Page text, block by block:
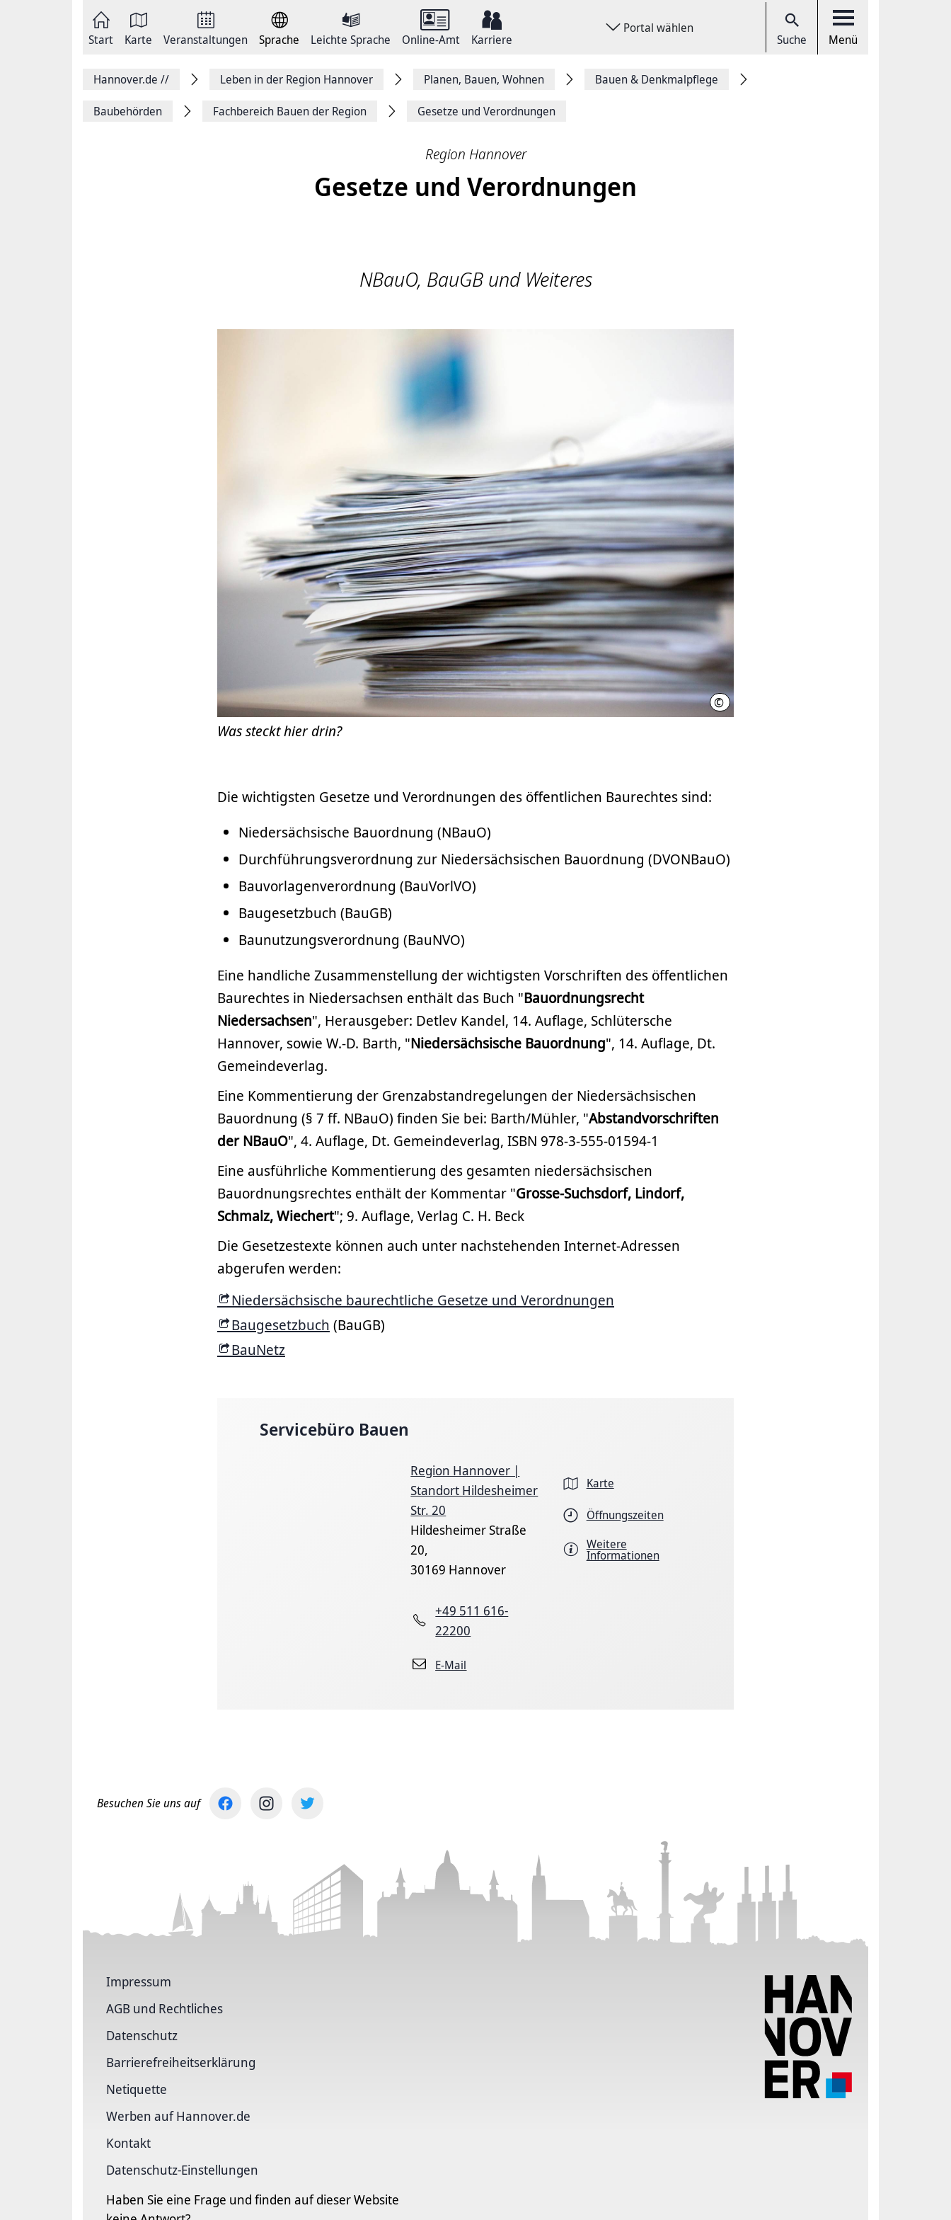
Start Karte Veranstaltungen Sprache Leichte Sprache Online-Amt Karriere
Portal wählen
Suche Menü
Hannover.de // Leben in der Region Hannover Planen, Bauen, Wohnen Bauen & Denkmalpflege
Baubehörden Fachbereich Bauen der Region Gesetze und Verordnungen
Region Hannover
Gesetze und Verordnungen
NBauO, BauGB und Weiteres
© Region Hannover, Schiermann
Was steckt hier drin?
Die wichtigsten Gesetze und Verordnungen des öffentlichen Baurechtes sind:
Niedersächsische Bauordnung (NBauO)
Durchführungsverordnung zur Niedersächsischen Bauordnung (DVONBauO)
Bauvorlagenverordnung (BauVorlVO)
Baugesetzbuch (BauGB)
Baunutzungsverordnung (BauNVO)
Eine handliche Zusammenstellung der wichtigsten Vorschriften des öffentlichen
Baurechtes in Niedersachsen enthält das Buch "Bauordnungsrecht
Niedersachsen", Herausgeber: Detlev Kandel, 14. Auflage, Schlütersche
Hannover, sowie W.-D. Barth, "Niedersächsische Bauordnung", 14. Auflage, Dt.
Gemeindeverlag.
Eine Kommentierung der Grenzabstandregelungen der Niedersächsischen
Bauordnung (§ 7 ff. NBauO) finden Sie bei: Barth/Mühler, "Abstandvorschriften
der NBauO", 4. Auflage, Dt. Gemeindeverlag, ISBN 978-3-555-01594-1
Eine ausführliche Kommentierung des gesamten niedersächsischen
Bauordnungsrechtes enthält der Kommentar "Grosse-Suchsdorf, Lindorf,
Schmalz, Wiechert"; 9. Auflage, Verlag C. H. Beck
Die Gesetzestexte können auch unter nachstehenden Internet-Adressen
abgerufen werden:
Niedersächsische baurechtliche Gesetze und Verordnungen
Baugesetzbuch (BauGB)
BauNetz
Servicebüro Bauen
Region Hannover |
Standort Hildesheimer
Str. 20
Hildesheimer Straße
20,
30169 Hannover
+49 511 616-
22200
E-Mail
Karte
Öffnungszeiten
Weitere
Informationen
Besuchen Sie uns auf
Impressum
AGB und Rechtliches
Datenschutz
Barriere­freiheits­erklärung
Netiquette
Werben auf Hannover.de
Kontakt
Datenschutz-Einstellungen
Haben Sie eine Frage und finden auf dieser Website